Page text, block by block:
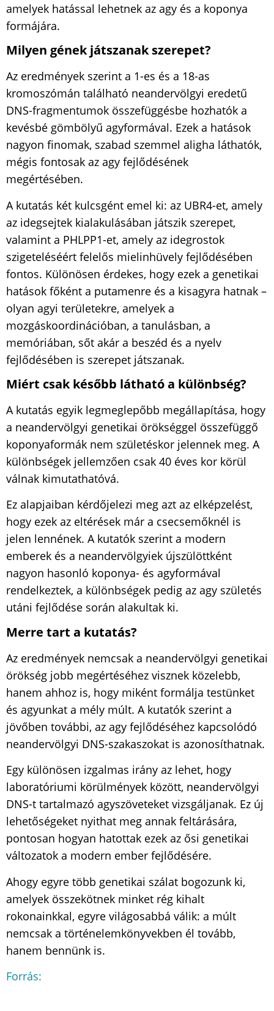
amelyek hatással lehetnek az agy és a koponya
formájára.
Milyen gének játszanak szerepet?
Az eredmények szerint a 1-es és a 18-as
kromoszómán található neandervölgyi eredetű
DNS-fragmentumok összefüggésbe hozhatók a
kevésbé gömbölyű agyformával. Ezek a hatások
nagyon finomak, szabad szemmel aligha láthatók,
mégis fontosak az agy fejlődésének
megértésében.
A kutatás két kulcsgént emel ki: az UBR4-et, amely
az idegsejtek kialakulásában játszik szerepet,
valamint a PHLPP1-et, amely az idegrostok
szigeteléséért felelős mielinhüvely fejlődésében
fontos. Különösen érdekes, hogy ezek a genetikai
hatások főként a putamenre és a kisagyra hatnak –
olyan agyi területekre, amelyek a
mozgáskoordinációban, a tanulásban, a
memóriában, sőt akár a beszéd és a nyelv
fejlődésében is szerepet játszanak.
Miért csak később látható a különbség?
A kutatás egyik legmeglepőbb megállapítása, hogy
a neandervölgyi genetikai örökséggel összefüggő
koponyaformák nem születéskor jelennek meg. A
különbségek jellemzően csak 40 éves kor körül
válnak kimutathatóvá.
Ez alapjaiban kérdőjelezi meg azt az elképzelést,
hogy ezek az eltérések már a csecsemőknél is
jelen lennének. A kutatók szerint a modern
emberek és a neandervölgyiek újszülöttként
nagyon hasonló koponya- és agyformával
rendelkeztek, a különbségek pedig az agy születés
utáni fejlődése során alakultak ki.
Merre tart a kutatás?
Az eredmények nemcsak a neandervölgyi genetikai
örökség jobb megértéséhez visznek közelebb,
hanem ahhoz is, hogy miként formálja testünket
és agyunkat a mély múlt. A kutatók szerint a
jövőben további, az agy fejlődéséhez kapcsolódó
neandervölgyi DNS-szakaszokat is azonosíthatnak.
Egy különösen izgalmas irány az lehet, hogy
laboratóriumi körülmények között, neandervölgyi
DNS-t tartalmazó agyszöveteket vizsgáljanak. Ez új
lehetőségeket nyithat meg annak feltárására,
pontosan hogyan hatottak ezek az ősi genetikai
változatok a modern ember fejlődésére.
Ahogy egyre több genetikai szálat bogozunk ki,
amelyek összekötnek minket rég kihalt
rokonainkkal, egyre világosabbá válik: a múlt
nemcsak a történelemkönyvekben él tovább,
hanem bennünk is.
Forrás: